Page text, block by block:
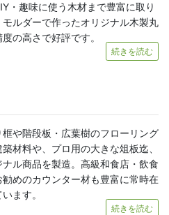
・趣味に使う木材まで豊富に取り
モルダーで作ったオリジナル木製丸
の高さで好評です。
続きを読む
框や階段板・広葉樹のフローリング
材料や、プロ用の大きな俎板迄、
ナル商品を製造。高級和食店・飲食
勧めのカウンター材も豊富に常時在
ます。
続きを読む